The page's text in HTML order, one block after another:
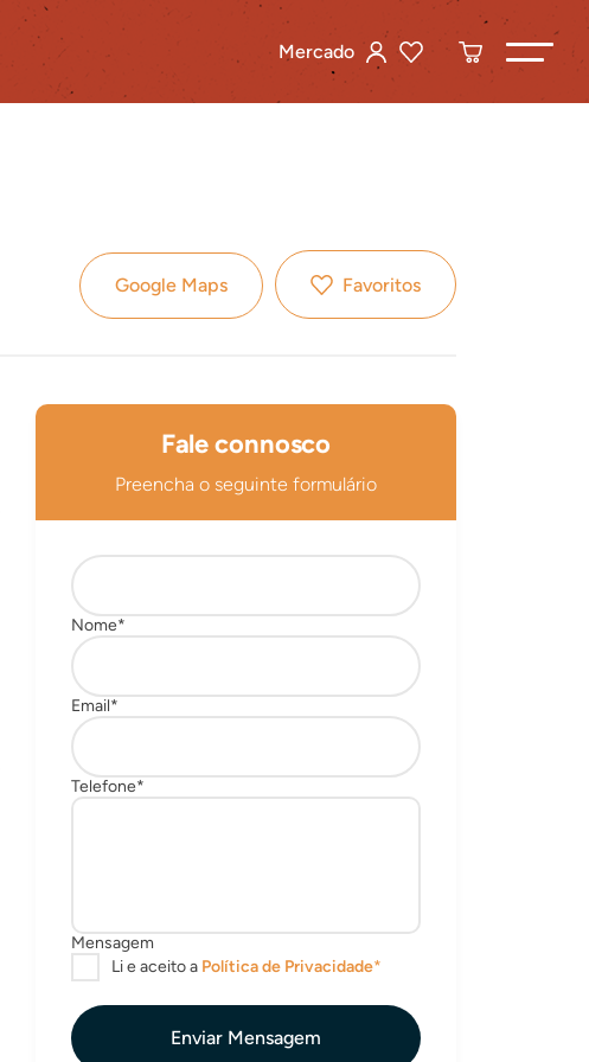
Mercado
Google Maps Favoritos
Fale connosco
Preencha o seguinte formulário
Enviar Mensagem